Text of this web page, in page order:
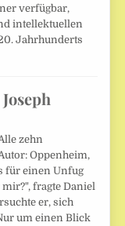
verfügbar,
intellektuellen
Jahrhunderts
zehn
Oppenheim,
für einen Unfug
fragte Daniel
er, sich
um einen Blick